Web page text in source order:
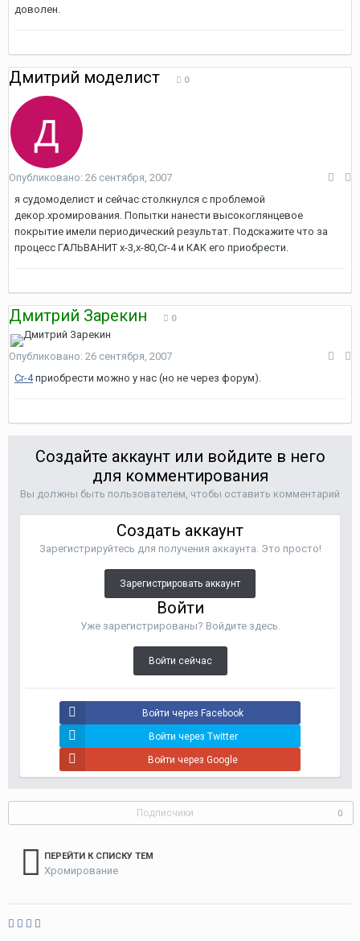
доволен.
Дмитрий моделист 0
Опубликовано: 26 сентября, 2007
я судомоделист и сейчас столкнулся с проблемой
декор.хромирования. Попытки нанести высокоглянцевое
покрытие имели периодический результат. Подскажите что за
процесс ГАЛЬВАНИТ x-3,x-80,Cr-4 и КАК его приобрести.
Дмитрий Зарекин 0
Опубликовано: 26 сентября, 2007
Cr-4приобрести можно у нас (но не через форум).
Создайте аккаунт или войдите в него
для комментирования
Вы должны быть пользователем, чтобы оставить комментарий
Создать аккаунт
Зарегистрируйтесь для получения аккаунта. Это просто!
Зарегистрировать аккаунт
Войти
Уже зарегистрированы? Войдите здесь.
Войти сейчас
Войти через Facebook
Войти через Twitter
Войти через Google
Подписчики 0
ПЕРЕЙТИ К СПИСКУ ТЕМ
Хромирование